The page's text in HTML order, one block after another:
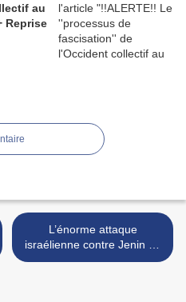
au
Reprise
L’énorme attaque
israélienne contre Jenin ne
peut briser l’esprit de la